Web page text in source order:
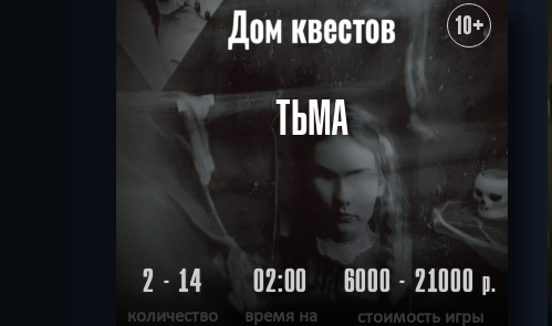
ХОЧУ ПРОЙТИ | КВЕСТ ПРОЙДЕН 10+
ТЬМА
2 - 14
количество
02:00
время на
6000 - 21000р.
стоимость игры